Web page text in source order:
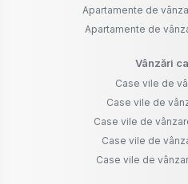
Apartamente de
Apartamente de
Vânzări
Case vile de
Case vile de
Case vile de
Case vile de
Case vile de